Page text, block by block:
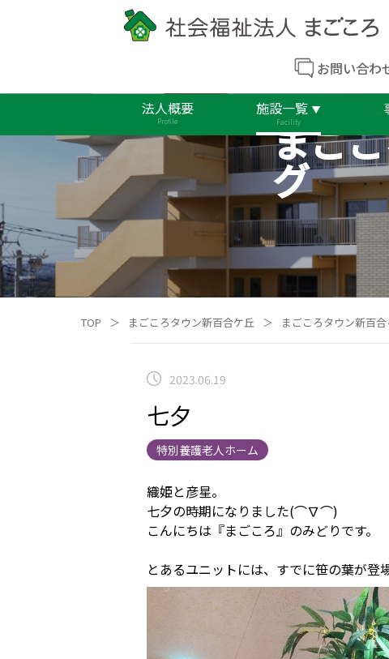
お問い合わ
法人概要
Profile
施設一覧
Facility
まご
グ
TOP ＞ まごころタウン新百合ケ丘 ＞ まごころタウン新百
2023.06.19
七夕
特別養護老人ホーム
織姫と彦星。
七夕の時期になりました(⌒∇⌒)
こんにちは『まごころ』のみどりです。
とあるユニットには、すでに笹の葉が